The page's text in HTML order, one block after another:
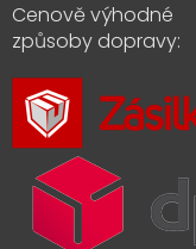
Cenově výhodné
způsoby dopravy: